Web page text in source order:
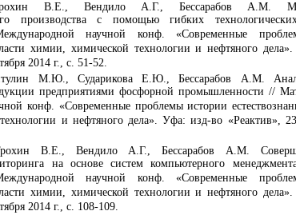
В.Е., Вендило А.Г., Бессарабов А.М.
производства с помощью гибких
научной конф. «Современные
химии, химической технологии и нефтяного
2014 г., с. 51-52.
М.Ю., Сударикова Е.Ю., Бессарабов А.М.
предприятиями фосфорной промышленности //
конф. «Современные проблемы истории
и нефтяного дела». Уфа: изд-во «Реактив»,
В.Е., Вендило А.Г., Бессарабов А.М.
на основе систем компьютерного
научной конф. «Современные
химии, химической технологии и нефтяного
2014 г., с. 108-109.